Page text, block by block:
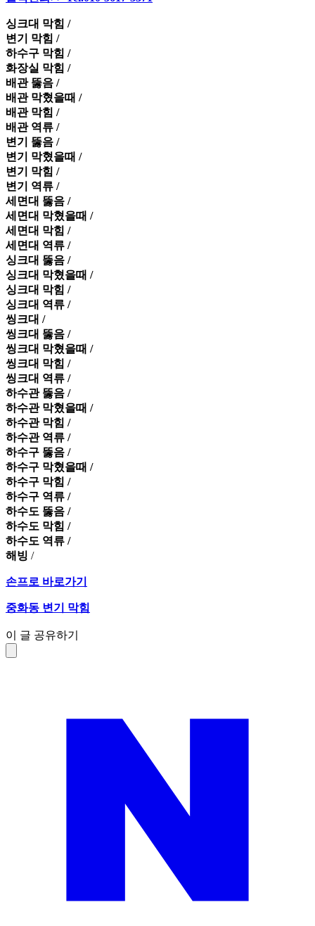
싱크대 막힘 /
변기 막힘 /
하수구 막힘 /
화장실 막힘 /
배관 뚫음 /
배관 막혔을때 /
배관 막힘 /
배관 역류 /
변기 뚫음 /
변기 막혔을때 /
변기 막힘 /
변기 역류 /
세면대 뚫음 /
세면대 막혔을때 /
세면대 막힘 /
세면대 역류 /
싱크대 뚫음 /
싱크대 막혔을때 /
싱크대 막힘 /
싱크대 역류 /
씽크대 /
씽크대 뚫음 /
씽크대 막혔을때 /
씽크대 막힘 /
씽크대 역류 /
하수관 뚫음 /
하수관 막혔을때 /
하수관 막힘 /
하수관 역류 /
하수구 뚫음 /
하수구 막혔을때 /
하수구 막힘 /
하수구 역류 /
하수도 뚫음 /
하수도 막힘 /
하수도 역류 /
해빙 /
손프로 바로가기
중화동 변기 막힘
이 글 공유하기